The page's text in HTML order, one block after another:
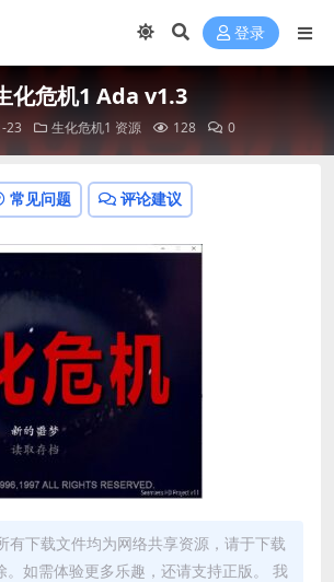
登录
化危机1 Ada v1.3
23 生化危机1 资源 128 0
常见问题 评论建议
有下载文件均为网络共享资源，请于下载
。如需体验更多乐趣，还请支持正版。 我